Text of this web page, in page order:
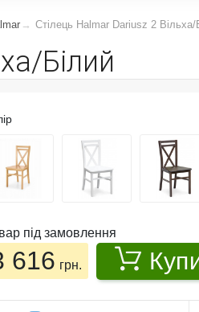
Стілець Halmar Dariusz 2 Вільха/
Білий
під замовлення
616 грн.